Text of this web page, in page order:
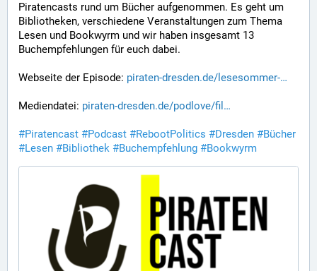
Piratencasts rund um Bücher aufgenommen. Es geht um
Bibliotheken, verschiedene Veranstaltungen zum Thema
Lesen und Bookwyrm und wir haben insgesamt 13
Buchempfehlungen für euch dabei.
Webseite der Episode: piraten-dresden.de/lesesommer-
Mediendatei: piraten-dresden.de/podlove/fil
#Piratencast #Podcast #RebootPolitics #Dresden #Bücher
#Lesen #Bibliothek #Buchempfehlung #Bookwyrm